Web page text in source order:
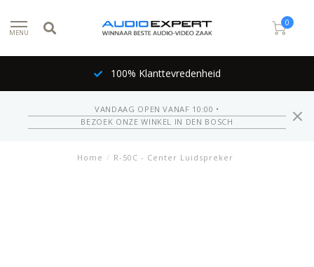
MENU
0
100% Klanttevredenheid
VANDAAG OPEN VANAF 10:00 •
BEZOEK ONZE WINKEL IN DEN BOSCH
Home / R-50C - Center Luidspreker